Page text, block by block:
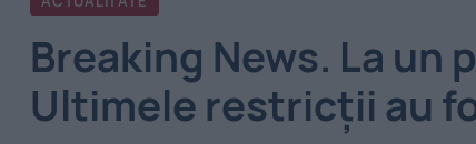
Breaking News. La un
Ultimele restricții au